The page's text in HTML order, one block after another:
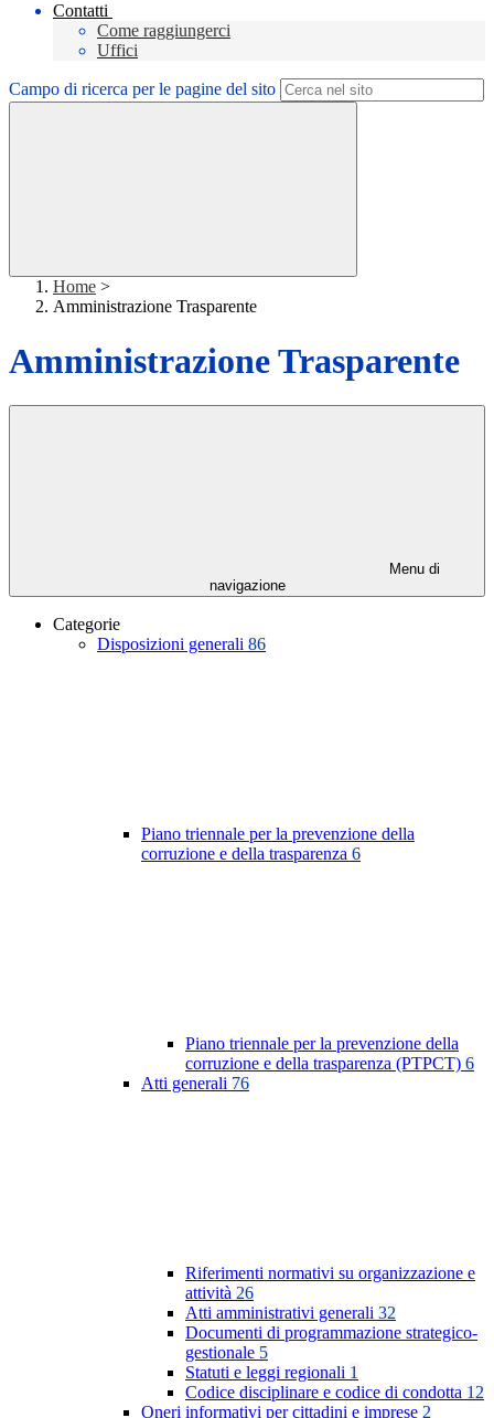
Contatti
Come raggiungerci
Uffici
Campo di ricerca per le pagine del sito
Home >
Amministrazione Trasparente
Amministrazione Trasparente
Menu di
navigazione
Categorie
Disposizioni generali 86
Piano triennale per la prevenzione della
corruzione e della trasparenza 6
Piano triennale per la prevenzione della
corruzione e della trasparenza (PTPCT) 6
Atti generali 76
Riferimenti normativi su organizzazione e
attività 26
Atti amministrativi generali 32
Documenti di programmazione strategico-
gestionale 5
Statuti e leggi regionali 1
Codice disciplinare e codice di condotta 12
Oneri informativi per cittadini e imprese 2